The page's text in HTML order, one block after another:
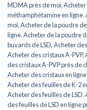
MDMA près de moi,Acheter
méthamphétamine en ligne,
moi,Acheter de la poudre
ligne,Acheter de la poudre
buvards de LSD,Acheter
Acheter des cristaux A-PVP,
des cristaux A-PVP près de
Acheter des cristaux en ligne,
Acheter des feuilles de K-2
Acheter des feuilles de LSD,
des feuilles de LSD en ligne